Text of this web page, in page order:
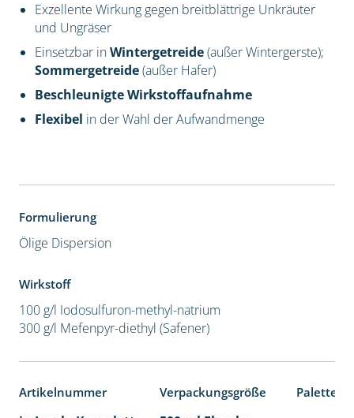
Exzellente Wirkung gegen breitblättrige Unkräuter
und Ungräser
Einsetzbar inWintergetreide(außer Wintergerste);
Sommergetreide(außer Hafer)
Beschleunigte Wirkstoffaufnahme
Flexibel in der Wahl der Aufwandmenge
Formulierung
Ölige Dispersion
Wirkstoff
100 g/l Iodosulfuron-methyl-natrium
300 g/l Mefenpyr-diethyl (Safener)
Artikelnummer Verpackungsgröße